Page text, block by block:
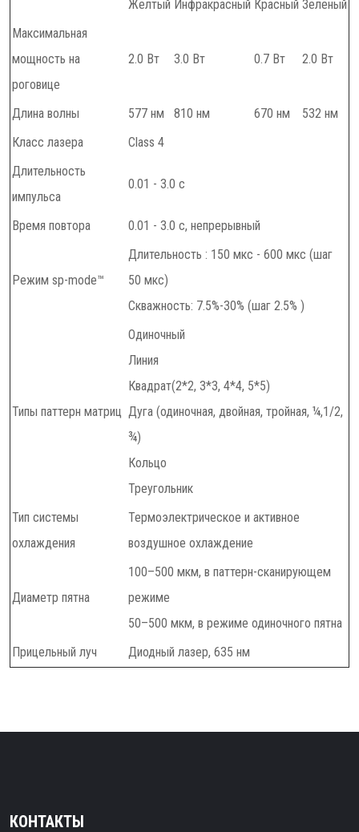
Желтый Инфракрасный Красный Зеленый
Максимальная
мощность на
роговице
2.0 Вт 3.0 Вт 0.7 Вт 2.0 Вт
Длина волны 577 нм 810 нм 670 нм
532 нм
Класс лазера
Class 4
Длительность
импульса
0.01 - 3.0 с
Время повтора 0.01 - 3.0 с, непрерывный
Режим sp-mode™
Длительность : 150 мкс - 600 мкс (шаг
50 мкс)
Скважность: 7.5%-30% (шаг 2.5% )
Типы паттерн матриц
Одиночный
Линия
Квадрат(2*2, 3*3, 4*4, 5*5)
Дуга (одиночная, двойная, тройная, ¼,1/2,
¾)
Кольцо
Треугольник
Тип системы
охлаждения
Термоэлектрическое и активное
воздушное охлаждение
Диаметр пятна
100–500 мкм, в паттерн-сканирующем
режиме
50–500 мкм, в режиме одиночного пятна
Прицельный луч
Диодный лазер, 635 нм
КОНТАКТЫ